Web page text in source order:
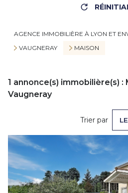
AGENCE IMMOBILIÈRE À LYON ET
VAUGNERAY
MAISON
1 annonce(s) immobilière(s) :
Vaugneray
Trier par